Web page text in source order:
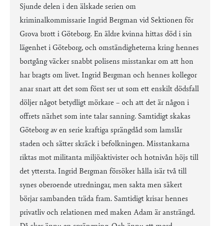
Sjunde delen i den älskade serien om
kriminalkommissarie Ingrid Bergman vid Sektionen för
Grova brott i Göteborg. En äldre kvinna hittas död i sin
lägenhet i Göteborg, och omständigheterna kring hennes
bortgång väcker snabbt polisens misstankar om att hon
har bragts om livet. Ingrid Bergman och hennes kollegor
anar snart att det som först ser ut som ett enskilt dödsfall
döljer något betydligt mörkare – och att det är någon i
offrets närhet som inte talar sanning. Samtidigt skakas
Göteborg av en serie kraftiga sprängdåd som lamslår
staden och sätter skräck i befolkningen. Misstankarna
riktas mot militanta miljöaktivister och hotnivån höjs till
det yttersta. Ingrid Bergman försöker hålla isär två till
synes oberoende utredningar, men sakta men säkert
börjar sambanden träda fram. Samtidigt krisar hennes
privatliv och relationen med maken Adam är ansträngd.